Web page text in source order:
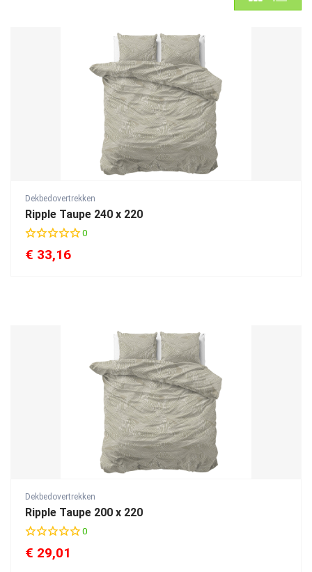
Dekbedovertrekken
Ripple Taupe 240 x 220
0
€ 33,16
Dekbedovertrekken
Ripple Taupe 200 x 220
0
€ 29,01